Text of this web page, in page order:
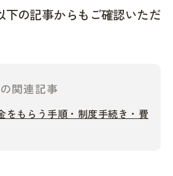
下の記事からもご確認いただ
関連記事
をもらう手順・制度手続き・費